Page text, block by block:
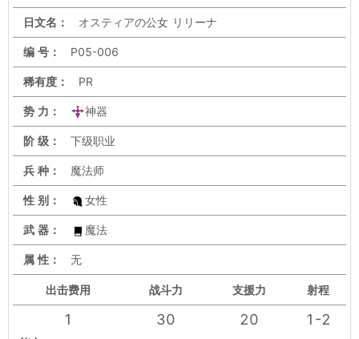
日文名： オスティアの公女 リリーナ
编 号： P05-006
稀有度： PR
势 力： 神器
阶 级： 下级职业
兵 种： 魔法师
性 别： 女性
武 器： 魔法
属 性： 无
出击费用 战斗力 支援力 射程
1 30 20 1-2